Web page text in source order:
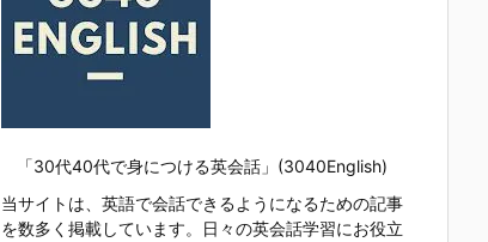
「30代40代で身につける英会話」(3040English)
当サイトは、英語で会話できるようになるための記事
を数多く掲載しています。日々の英会話学習にお役立